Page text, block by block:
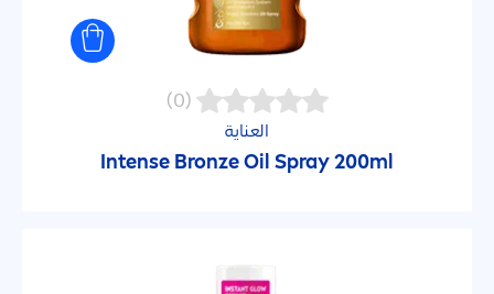
(0)
العناية
Intense Bronze Oil Spray 200ml